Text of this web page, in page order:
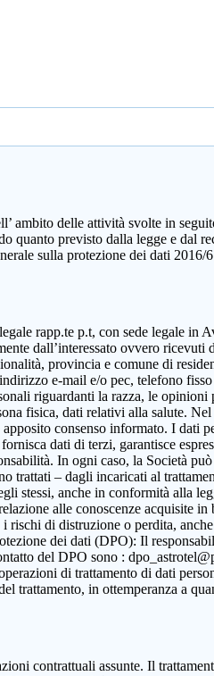
ambito delle attività svolte in
quanto previsto dalla legge e dal
sulla protezione dei dati
rapp.te p.t, con sede legale in
dall’interessato ovvero
provincia e comune di
e-mail e/o pec, telefono fisso
riguardanti la razza, le opinioni
fisica, dati relativi alla salute.
consenso informato. I dati
dati di terzi, garantisce
In ogni caso, la Società
trattati – dagli incaricati al
stessi, anche in conformità alla
alle conoscenze acquisite in
di distruzione o perdita,
dei dati (DPO): Il
del DPO sono :
di trattamento di dati
trattamento, in ottemperanza a
contrattuali assunte. Il